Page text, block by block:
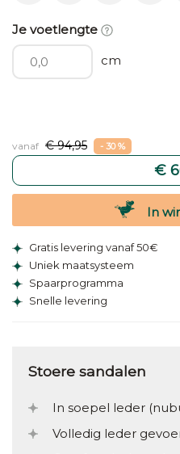
Je voetlengte
cm
vanaf € 94,95 - 30 %
€
In
Gratis levering vanaf 50€
Uniek maatsysteem
Spaarprogramma
Snelle levering
Stoere sandalen
In soepel leder
Volledig leder